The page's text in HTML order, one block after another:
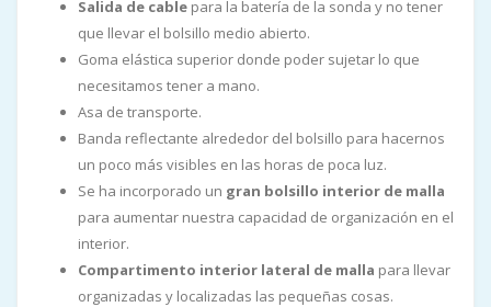
Salida de cable para la batería de la sonda y no tener
que llevar el bolsillo medio abierto.
Goma elástica superior donde poder sujetar lo que
necesitamos tener a mano.
Asa de transporte.
Banda reflectante alrededor del bolsillo para hacernos
un poco más visibles en las horas de poca luz.
Se ha incorporado un gran bolsillo interior de malla
para aumentar nuestra capacidad de organización en el
interior.
Compartimento interior lateral de malla para llevar
organizadas y localizadas las pequeñas cosas.